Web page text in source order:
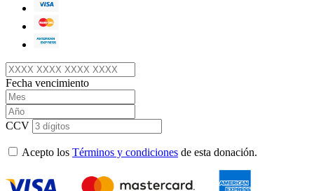
Fecha vencimiento
CCV
Acepto los Términos y condiciones de esta donación.